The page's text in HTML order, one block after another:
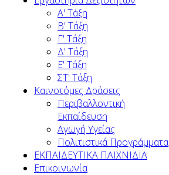
Α' Τάξη
Β' Τάξη
Γ' Τάξη
Δ' Τάξη
Ε' Τάξη
ΣΤ' Τάξη
Καινοτόμες Δράσεις
Περιβαλλοντική
Εκπαίδευση
Αγωγή Υγείας
Πολιτιστικά Προγράμματα
ΕΚΠΑΙΔΕΥΤΙΚΑ ΠΑΙΧΝΙΔΙΑ
Επικοινωνία